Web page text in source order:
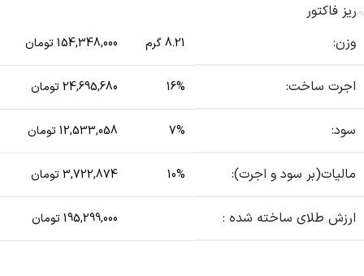
ریز فاکتور
وزن:
8.21 گرم 154,348,000 تومان
اجرت ساخت: 16% 24,695,680 تومان
سود: 7% 12,533,058 تومان
مالیات(بر سود و اجرت): 10% 3,722,874 تومان
ارزش طلای ساخته شده : 195,299,000 تومان